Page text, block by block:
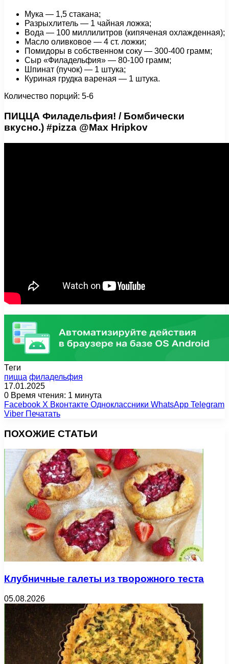
Мука — 1,5 стакана;
Разрыхлитель — 1 чайная ложка;
Вода — 100 миллилитров (кипяченая охлажденная);
Масло оливковое — 4 ст. ложки;
Помидоры в собственном соку — 300-400 грамм;
Сыр «Филадельфия» — 80-100 грамм;
Шпинат (пучок) — 1 штука;
Куриная грудка вареная — 1 штука.
Количество порций: 5-6
ПИЦЦА Филадельфия! / Бомбически
вкусно.) #pizza @Max Hripkov
Теги
пицца филадельфия
17.01.2025
0 Время чтения: 1 минута
Facebook X Вконтакте Одноклассники WhatsApp Telegram
Viber Печатать
ПОХОЖИЕ СТАТЬИ
Клубничные галеты из творожного теста
05.08.2026